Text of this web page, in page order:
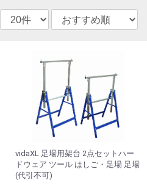
vidaXL 足場用架台 2点セットハー
ドウェア ツール はしご・足場 足場
(代引不可)